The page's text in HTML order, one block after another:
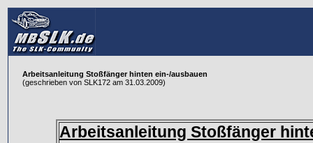
Arbeitsanleitung Stoßfänger hinten ein-/ausbauen
(geschrieben von SLK172 am 31.03.2009)
Arbeitsanleitung Stoßfänger